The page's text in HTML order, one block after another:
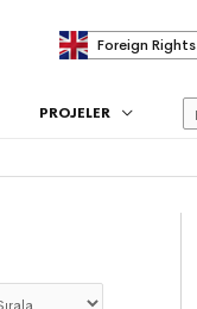
Foreign Rights
PROJELER